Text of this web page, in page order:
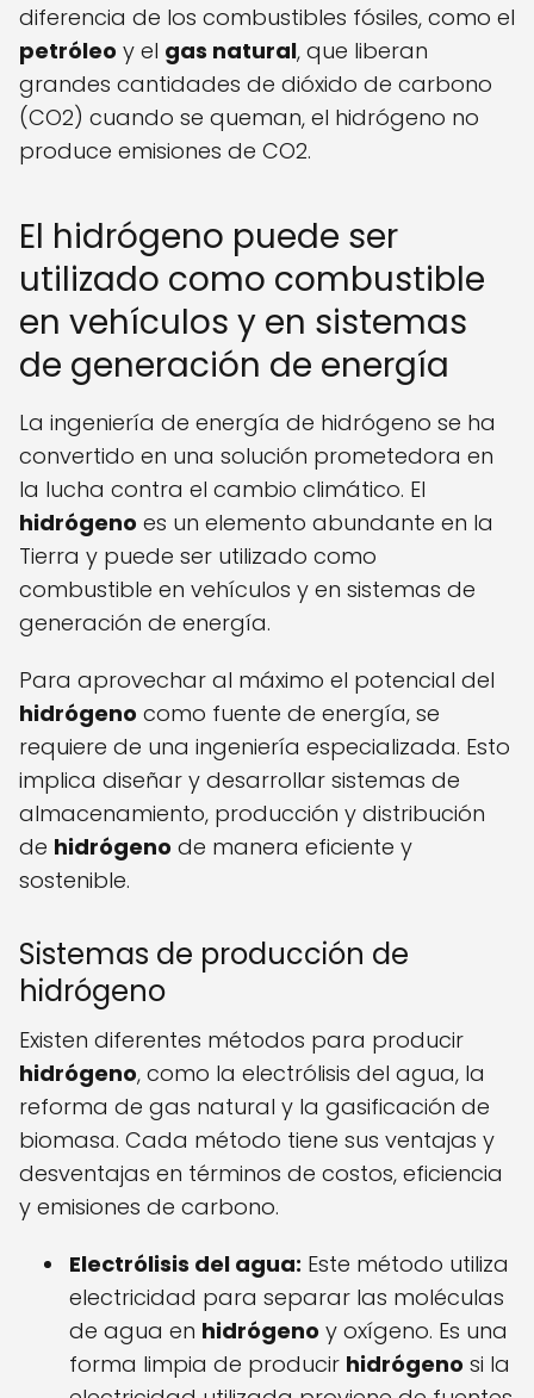
diferencia de los combustibles fósiles, como el
petróleo y el gas natural, que liberan
grandes cantidades de dióxido de carbono
(CO2) cuando se queman, el hidrógeno no
produce emisiones de CO2.
El hidrógeno puede ser
utilizado como combustible
en vehículos y en sistemas
de generación de energía
La ingeniería de energía de hidrógeno se ha
convertido en una solución prometedora en
la lucha contra el cambio climático. El
hidrógeno es un elemento abundante en la
Tierra y puede ser utilizado como
combustible en vehículos y en sistemas de
generación de energía.
Para aprovechar al máximo el potencial del
hidrógeno como fuente de energía, se
requiere de una ingeniería especializada. Esto
implica diseñar y desarrollar sistemas de
almacenamiento, producción y distribución
de hidrógeno de manera eficiente y
sostenible.
Sistemas de producción de
hidrógeno
Existen diferentes métodos para producir
hidrógeno, como la electrólisis del agua, la
reforma de gas natural y la gasificación de
biomasa. Cada método tiene sus ventajas y
desventajas en términos de costos, eficiencia
y emisiones de carbono.
Electrólisis del agua: Este método utiliza
electricidad para separar las moléculas
de agua en hidrógeno y oxígeno. Es una
forma limpia de producir hidrógeno si la